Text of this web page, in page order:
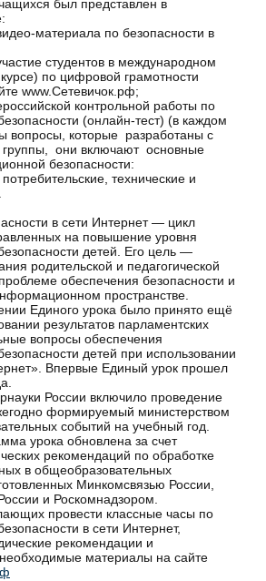
был представлен в
материала по безопасности в
студентов в международном
по цифровой грамотности
www.Сетевичок.рф;
контрольной работы по
(онлайн-тест) (в каждом
вопросы, которые разработаны с
группы, они включают основные
безопасности:
технические и
в сети Интернет — цикл
на повышение уровня
детей. Его цель —
родительской и педагогической
обеспечения безопасности и
пространстве.
Единого урока было принято ещё
результатов парламентских
вопросы обеспечения
детей при использовании
Впервые Единый урок прошел
России включило проведение
формируемый министерством
событий на учебный год.
урока обновлена за счет
рекомендаций по обработке
в общеобразовательных
Минкомсвязью России,
и Роскомнадзором.
провести классные часы по
в сети Интернет,
рекомендации и
материалы на сайте